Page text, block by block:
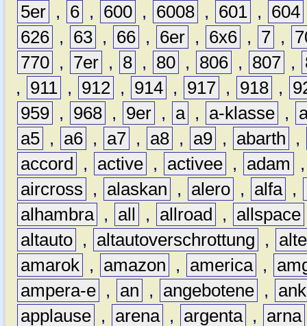
5er , 6 , 600 , 6008 , 601 , 604
626 , 63 , 66 , 6er , 6x6 , 7 ,
770 , 7er , 8 , 80 , 806 , 807 ,
,
911 , 912 , 914 , 917 , 918 ,
959 , 968 , 9er , a , a-klasse ,
a5 , a6 , a7 , a8 , a9 , abarth
,
accord
, active , activee , adam
aircross
, alaskan , alero , alfa ,
alhambra , all , allroad , allspace
altauto , altautoverschrottung ,
amarok , amazon , america ,
ampera-e , an , angebotene ,
applause , arena , argenta , arna